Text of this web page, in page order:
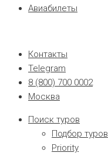
Авиабилеты
Контакты
Telegram
8 (800) 700 0002
Москва
Поиск туров
Подбор туров
Priority